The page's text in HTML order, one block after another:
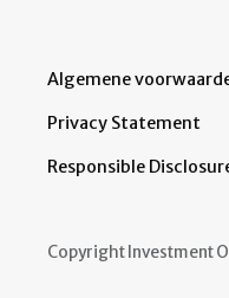
Algemene
Privacy Statement
Responsible
Copyright Investment